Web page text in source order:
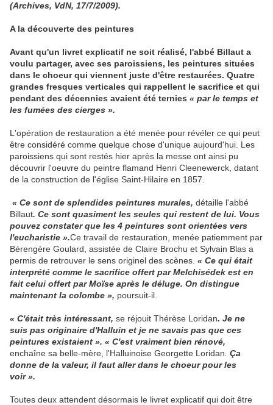
(Archives, VdN, 17/7/2009).
A la découverte des peintures
Avant qu'un livret explicatif ne soit réalisé, l'abbé Billaut a
voulu partager, avec ses paroissiens, les peintures situées
dans le choeur qui viennent juste d'être restaurées. Quatre
grandes fresques verticales qui rappellent le sacrifice et qui
pendant des décennies avaient été ternies « par le temps et
les fumées des cierges ».
L'opération de restauration a été menée pour révéler ce qui peut
être considéré comme quelque chose d'unique aujourd'hui. Les
paroissiens qui sont restés hier après la messe ont ainsi pu
découvrir l'oeuvre du peintre flamand Henri Cleenewerck, datant
de la construction de l'église Saint-Hilaire en 1857.
« Ce sont de splendides peintures murales, détaille l'abbé
Billaut. Ce sont quasiment les seules qui restent de lui. Vous
pouvez constater que les 4 peintures sont orientées vers
l'eucharistie ».Ce travail de restauration, menée patiemment par
Bérengère Goulard, assistée de Claire Brochu et Sylvain Blas a
permis de retrouver le sens originel des scènes. « Ce qui était
interprété comme le sacrifice offert par Melchisédek est en
fait celui offert par Moïse après le déluge. On distingue
maintenant la colombe », poursuit-il.
« C'était très intéressant, se réjouit Thérèse Loridan. Je ne
suis pas originaire d'Halluin et je ne savais pas que ces
peintures existaient ». « C'est vraiment bien rénové,
enchaîne sa belle-mère, l'Halluinoise Georgette Loridan Ça
donne de la valeur, il faut aller dans le choeur pour les
voir ».
Toutes deux attendent désormais le livret explicatif qui doit être